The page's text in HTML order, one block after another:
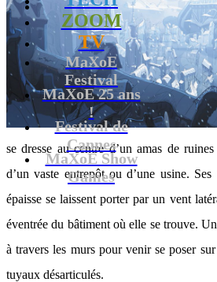
ZOOM
TV
MaXoE
Festival
MaXoE 25 ans
!
Festival de
Cannes
MaXoE Show
Games
se dresse au centre d’un amas de
d’un vaste entrepôt ou d’une usine.
épaisse se laissent porter par un vent
éventrée du bâtiment où elle se trouve.
à travers les murs pour venir se poser
tuyaux désarticulés.